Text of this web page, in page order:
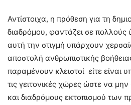
Αντίστοιχα, η πρόθεση για τη
διαδρόμου, φαντάζει σε πολλούς
αυτή την στιγμή υπάρχουν
αποστολή ανθρωπιστικής
παραμένουν κλειστοί είτε είναι
τις γειτονικές χώρες ώστε να
και διαδρόμους εκτοπισμού των